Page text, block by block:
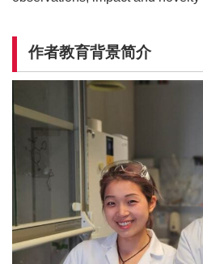
作者教育背景简介